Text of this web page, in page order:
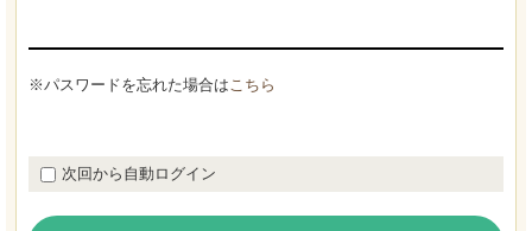
※パスワードを忘れた場合はこちら
次回から自動ログイン